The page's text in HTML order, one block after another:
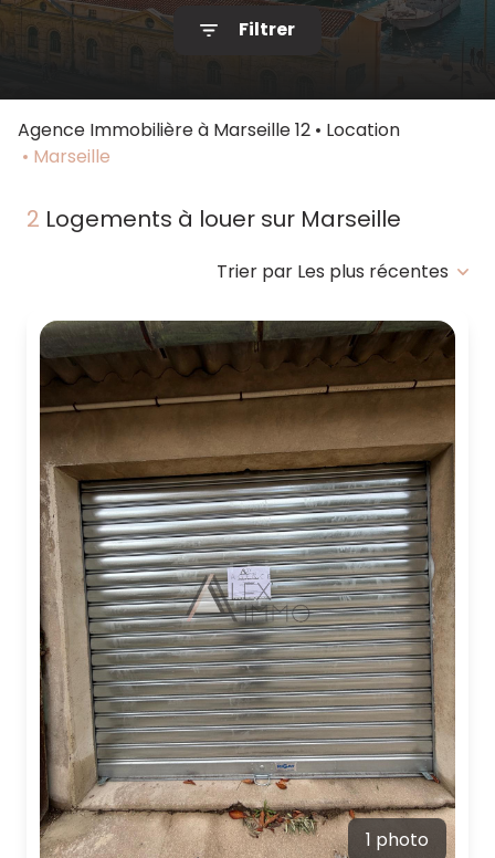
Notre
Contact
Filtrer
Agence Immobilière à Marseille 12
Location
Marseille
2 Logements à louer sur Marseille
Trier par Les plus récentes
1 photo